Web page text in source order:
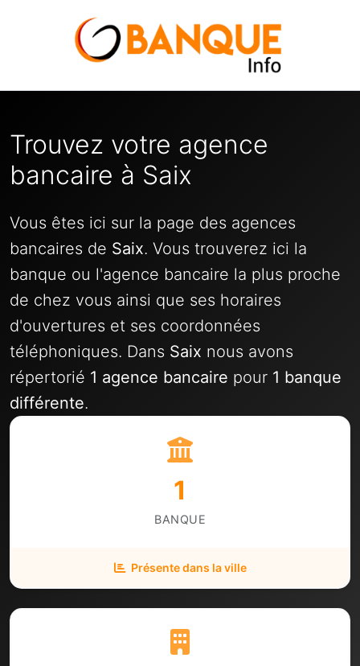
Trouvez votre agence
bancaire à Saix
Vous êtes ici sur la page des agences
bancaires de Saix. Vous trouverez ici la
banque ou l'agence bancaire la plus proche
de chez vous ainsi que ses horaires
d'ouvertures et ses coordonnées
téléphoniques. Dans Saix nous avons
répertorié 1 agence bancaire pour 1 banque
différente.
1
BANQUE
Présente dans la ville